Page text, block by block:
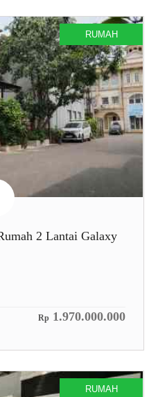
RUMAH
2 Lantai Galaxy
Rp 1.970.000.000
RUMAH